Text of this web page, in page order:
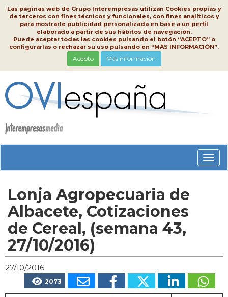
Las páginas web de Grupo Interempresas utilizan Cookies propias y
de terceros con fines técnicos y funcionales, con fines analíticos y
para mostrarle publicidad personalizada en base a un perfil
elaborado a partir de sus hábitos de navegación.
Puede aceptar todas las cookies pulsando el botón “ACEPTO” o
configurarlas o rechazar su uso pulsando en “MÁS INFORMACIÓN”.
Acepto Más información
Lonja Agropecuaria de
Albacete, Cotizaciones
de Cereal, (semana 43,
27/10/2016)
27/10/2016
2073